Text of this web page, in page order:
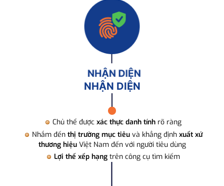
NHẬN DIỆN
Chủ thể được xác thực danh tính rõ ràng
Nhắm đến thị trường mục tiêuvà khẳng định xuất xứ
thương hiệuViệt Nam đến với người tiêu dùng
Lợi thế xếp hạng trên công cụ tìm kiếm